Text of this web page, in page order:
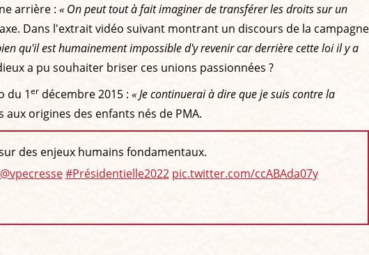
arrière : « On peut tout à fait imaginer de transférer les droits sur un
Dans l'extrait vidéo suivant montrant un discours de la campagne
qu'il est humainement impossible d'y revenir car derrière cette loi il y a
a pu souhaiter briser ces unions passionnées ?
du 1er décembre 2015 : « Je continuerai à dire que je suis contre la
origines des enfants nés de PMA.
des enjeux humains fondamentaux.
@vpecresse #Présidentielle2022 pic.twitter.com/ccABAda07y